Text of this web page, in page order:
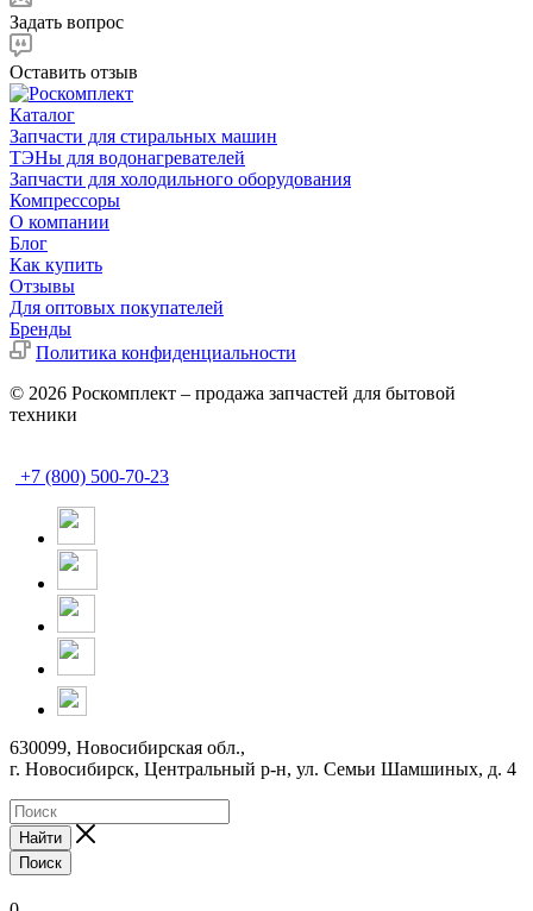
Задать вопрос
Оставить отзыв
Каталог
Запчасти для стиральных машин
ТЭНы для водонагревателей
Запчасти для холодильного оборудования
Компрессоры
О компании
Блог
Как купить
Отзывы
Для оптовых покупателей
Бренды
Политика конфиденциальности
© 2026 Роскомплект – продажа запчастей для бытовой
техники
+7 (800) 500-70-23
630099, Новосибирская обл.,
г. Новосибирск, Центральный р-н, ул. Семьи Шамшиных, д. 4
Найти
Поиск